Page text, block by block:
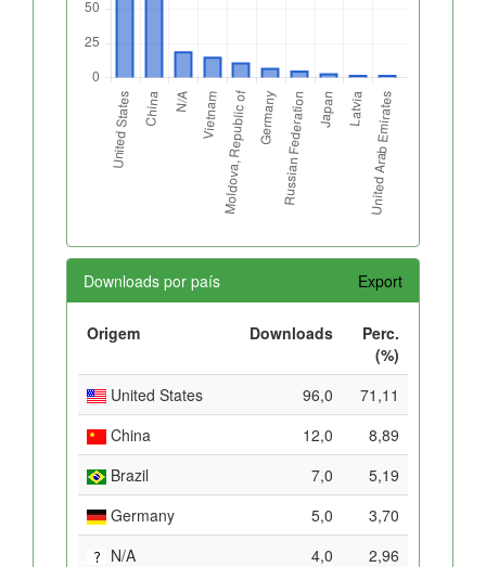
Downloads por país Export
Origem Downloads
Perc.
(%)
United States
96,0
71,11
China
12,0
8,89
Brazil
7,0
5,19
Germany
5,0
3,70
N/A
4,0
2,96